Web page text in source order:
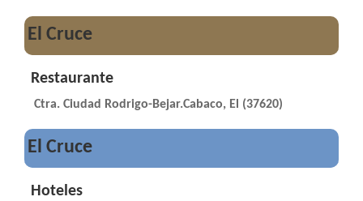
El Cruce
Restaurante
Ctra. Ciudad Rodrigo-Bejar.Cabaco, El (37620)
El Cruce
Hoteles